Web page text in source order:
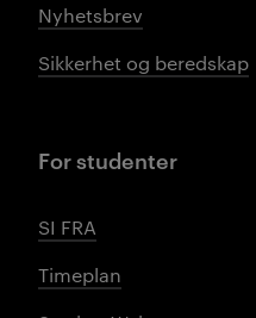
Nyhetsbrev
Sikkerhet og beredskap
For studenter
SI FRA
Timeplan